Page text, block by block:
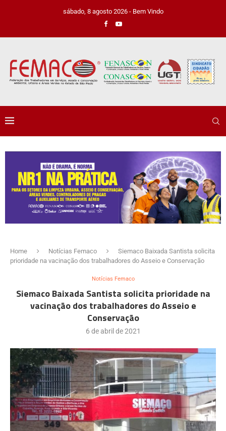
sábado, 8 agosto 2026 - Bem Vindo
Home Notícias Femaco
Siemaco Baixada Santista solicita
prioridade na vacinação dos trabalhadores do Asseio e Conservação
Notícias Femaco
Siemaco Baixada Santista solicita prioridade na
vacinação dos trabalhadores do Asseio e
Conservação
6 de abril de 2021